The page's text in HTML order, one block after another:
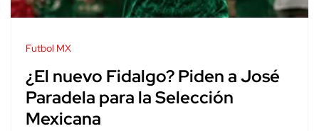
Futbol MX
¿El nuevo Fidalgo? Piden a José
Paradela para la Selección
Mexicana